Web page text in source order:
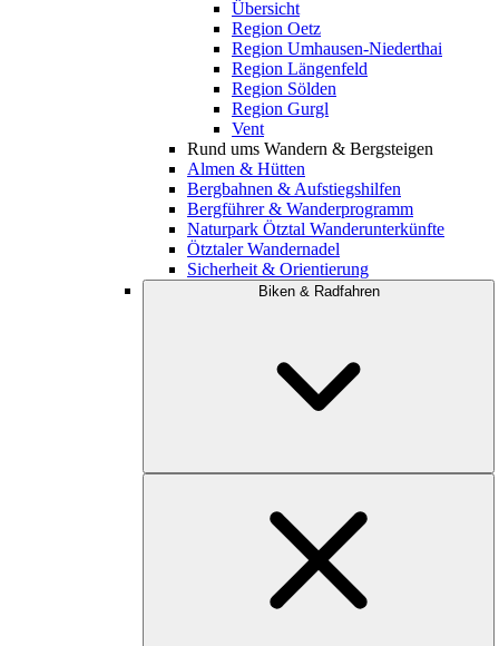
Übersicht
Region Oetz
Region Umhausen-Niederthai
Region Längenfeld
Region Sölden
Region Gurgl
Vent
Rund ums Wandern & Bergsteigen
Almen & Hütten
Bergbahnen & Aufstiegshilfen
Bergführer & Wanderprogramm
Naturpark Ötztal Wanderunterkünfte
Ötztaler Wandernadel
Sicherheit & Orientierung
Biken & Radfahren